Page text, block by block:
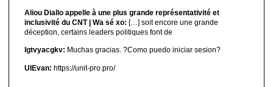
Aliou Diallo appelle à une plus grande représentativité et
inclusivité du CNT | Wa sé xo: […] soit encore une grande
déception, certains leaders politiques font de
lgtvyacgkv: Muchas gracias. ?Como puedo iniciar sesion?
UIEvan: https://unit-pro.pro/